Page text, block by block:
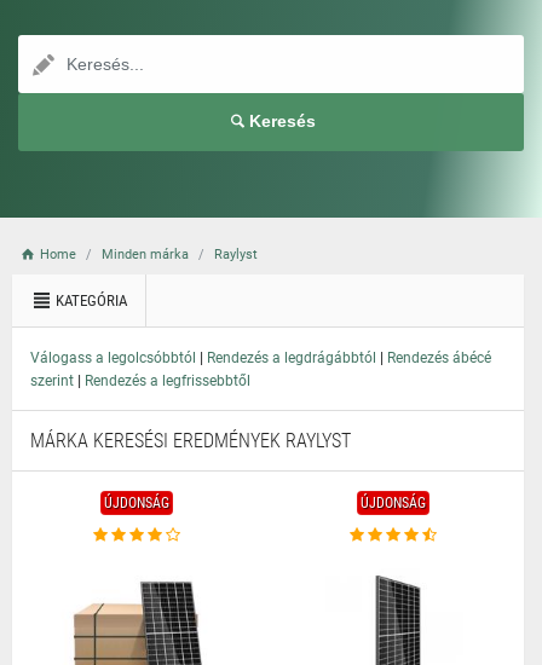
Keresés
Home Minden márka Raylyst
KATEGÓRIA
Válogass a legolcsóbbtól | Rendezés a legdrágábbtól | Rendezés ábécé
szerint | Rendezés a legfrissebbtől
MÁRKA KERESÉSI EREDMÉNYEK RAYLYST
ÚJDONSÁG ÚJDONSÁG